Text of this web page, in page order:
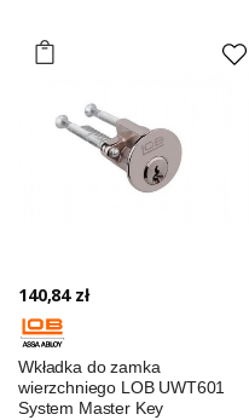
140,84 zł
Wkładka do zamka
wierzchniego LOB UWT601
System Master Key